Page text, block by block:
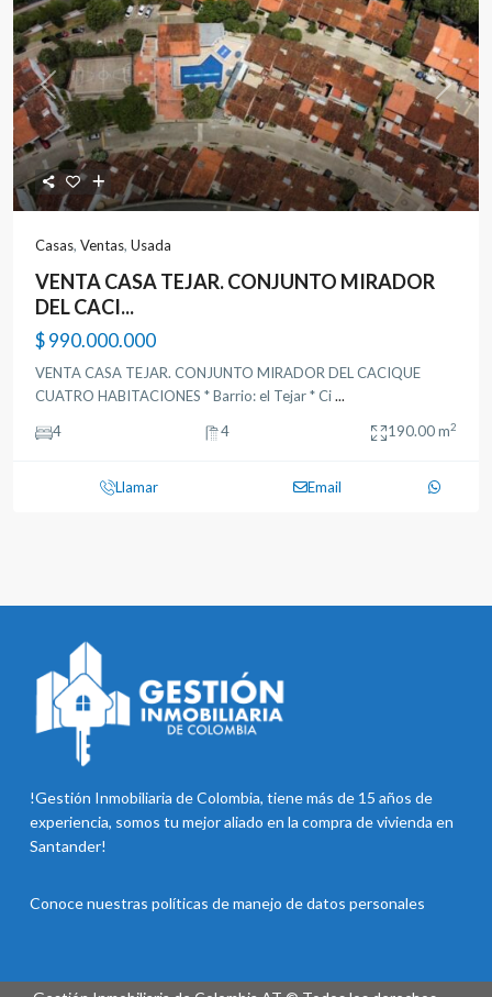
Previous Next
Casas, Ventas, Usada
VENTA CASA TEJAR. CONJUNTO MIRADOR
DEL CACI...
$ 990.000.000
VENTA CASA TEJAR. CONJUNTO MIRADOR DEL CACIQUE
CUATRO HABITACIONES * Barrio: el Tejar * Ci...
4
4 190.00 m2
Llamar Email
!Gestión Inmobiliaria de Colombia, tiene más de 15 años de
experiencia, somos tu mejor aliado en la compra de vivienda en
Santander!
Conoce nuestras políticas de manejo de datos personales